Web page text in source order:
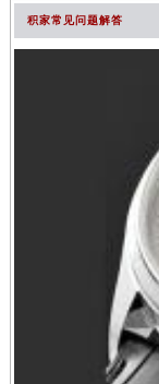
积家常见问题解答